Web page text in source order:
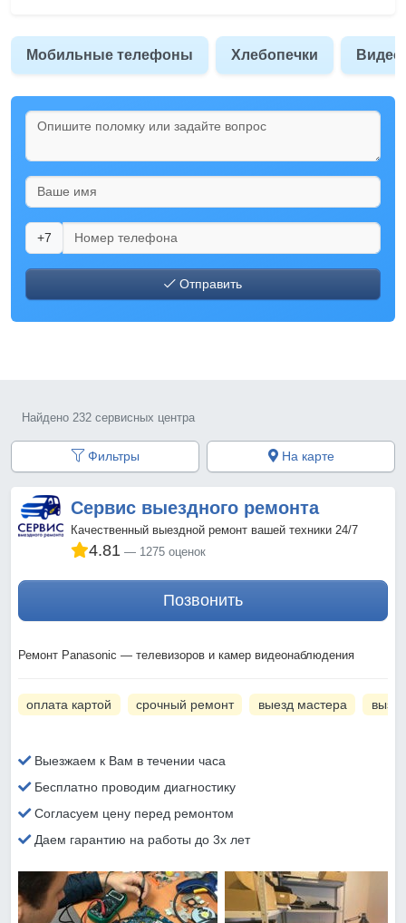
Мобильные телефоны Хлебопечки
+7
Отправить
Найдено 232 сервисных центра
Фильтры На карте
Сервис выездного ремонта
Качественный выездной ремонт вашей техники 24/7
4.81 1275 оценок
Позвонить
Ремонт Panasonic — телевизоров и камер видеонаблюдения
оплата картой срочный ремонт выезд мастера
Выезжаем к Вам в течении часа
Бесплатно проводим диагностику
Согласуем цену перед ремонтом
Даем гарантию на работы до 3х лет